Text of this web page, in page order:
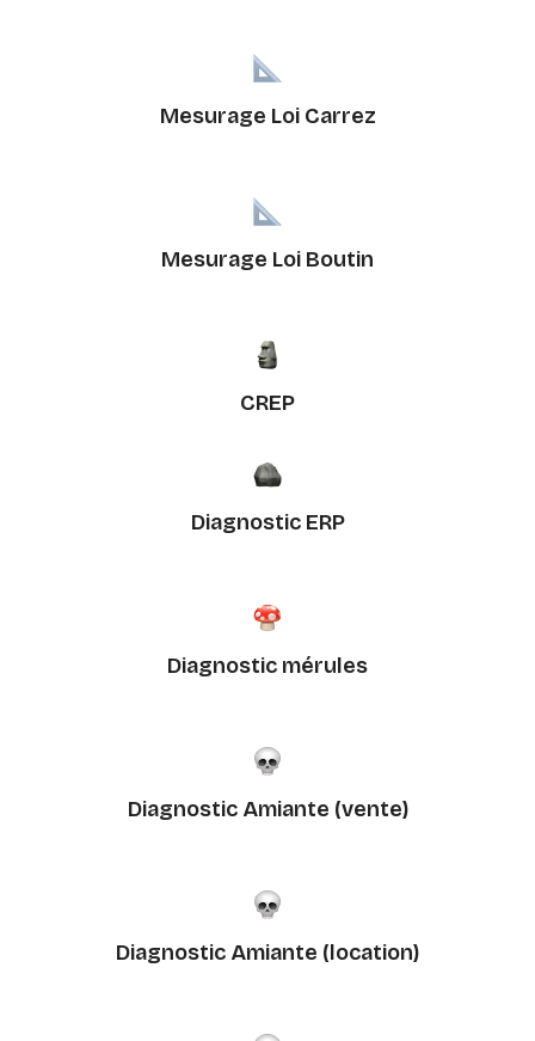
Mesurage Loi Carrez
Mesurage Loi Boutin
CREP
Diagnostic ERP
Diagnostic mérules
Diagnostic Amiante (vente)
Diagnostic Amiante (location)